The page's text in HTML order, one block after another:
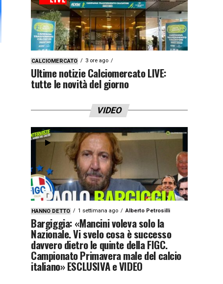
CALCIOMERCATO 3 ore ago
Ultime notizie Calciomercato LIVE:
tutte le novità del giorno
VIDEO
HANNO DETTO 1 settimana ago Alberto Petrosilli
Bargiggia: «Mancini voleva solo la
Nazionale. Vi svelo cosa è successo
davvero dietro le quinte della FIGC.
Campionato Primavera male del calcio
italiano» ESCLUSIVA e VIDEO